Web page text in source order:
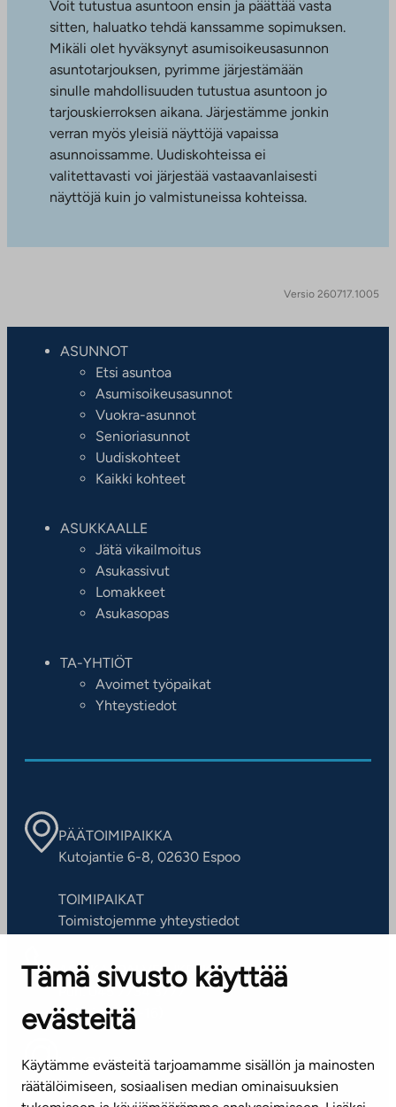
Tämä sivusto käyttää
evästeitä
Käytämme evästeitä tarjoamamme sisällön ja mainosten
räätälöimiseen, sosiaalisen median ominaisuuksien
Voit tutustua asuntoon ensin ja päättää vasta
sitten, haluatko tehdä kanssamme sopimuksen.
Mikäli olet hyväksynyt asumisoikeusasunnon
asuntotarjouksen, pyrimme järjestämään
sinulle mahdollisuuden tutustua asuntoon jo
tarjouskierroksen aikana. Järjestämme jonkin
verran myös yleisiä näyttöjä vapaissa
asunnoissamme. Uudiskohteissa ei
valitettavasti voi järjestää vastaavanlaisesti
näyttöjä kuin jo valmistuneissa kohteissa.
Versio 260717.1005
ASUNNOT
Etsi asuntoa
Asumisoikeusasunnot
Vuokra-asunnot
Senioriasunnot
Uudiskohteet
Kaikki kohteet
ASUKKAALLE
Jätä vikailmoitus
Asukassivut
Lomakkeet
Asukasopas
TA-YHTIÖT
Avoimet työpaikat
Yhteystiedot
PÄÄTOIMIPAIKKA
Kutojantie 6-8, 02630 Espoo
TOIMIPAIKAT
Toimistojemme yhteystiedot
ASIAKASPALVELUKESKUS
Puh. 045 7734 3777
(arkisin klo 8-16)
info@ta.fi